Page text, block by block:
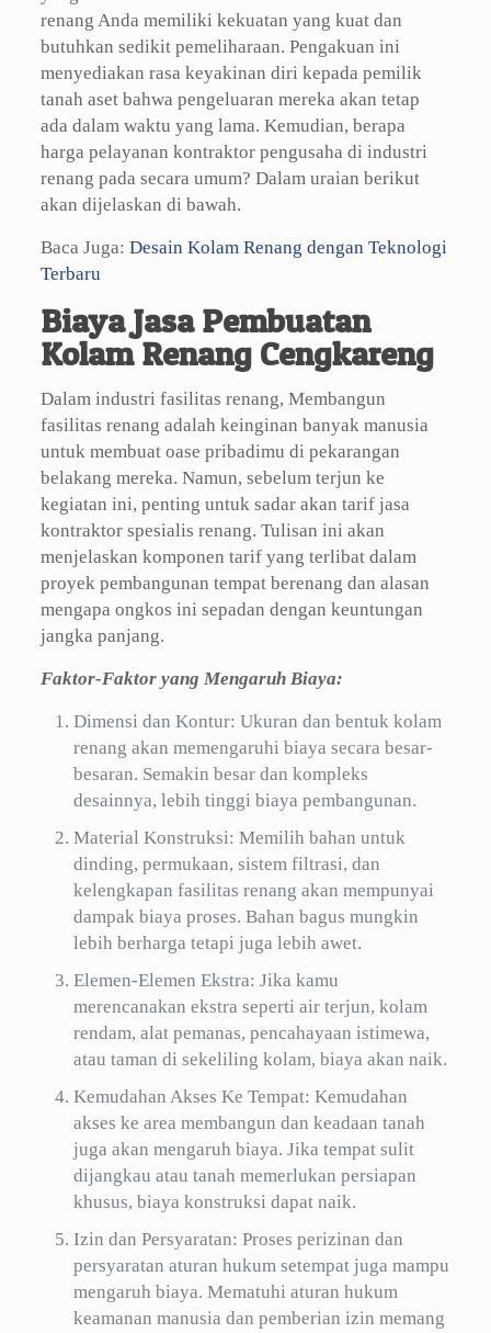
renang Anda memiliki kekuatan yang kuat dan
butuhkan sedikit pemeliharaan. Pengakuan ini
menyediakan rasa keyakinan diri kepada pemilik
tanah aset bahwa pengeluaran mereka akan tetap
ada dalam waktu yang lama. Kemudian, berapa
harga pelayanan kontraktor pengusaha di industri
renang pada secara umum? Dalam uraian berikut
akan dijelaskan di bawah.
Baca Juga: Desain Kolam Renang dengan Teknologi
Terbaru
Biaya Jasa Pembuatan
Kolam Renang Cengkareng
Dalam industri fasilitas renang, Membangun
fasilitas renang adalah keinginan banyak manusia
untuk membuat oase pribadimu di pekarangan
belakang mereka. Namun, sebelum terjun ke
kegiatan ini, penting untuk sadar akan tarif jasa
kontraktor spesialis renang. Tulisan ini akan
menjelaskan komponen tarif yang terlibat dalam
proyek pembangunan tempat berenang dan alasan
mengapa ongkos ini sepadan dengan keuntungan
jangka panjang.
Faktor-Faktor yang Mengaruh Biaya:
Dimensi dan Kontur: Ukuran dan bentuk kolam
renang akan memengaruhi biaya secara besar-
besaran. Semakin besar dan kompleks
desainnya, lebih tinggi biaya pembangunan.
Material Konstruksi: Memilih bahan untuk
dinding, permukaan, sistem filtrasi, dan
kelengkapan fasilitas renang akan mempunyai
dampak biaya proses. Bahan bagus mungkin
lebih berharga tetapi juga lebih awet.
Elemen-Elemen Ekstra: Jika kamu
merencanakan ekstra seperti air terjun, kolam
rendam, alat pemanas, pencahayaan istimewa,
atau taman di sekeliling kolam, biaya akan naik.
Kemudahan Akses Ke Tempat: Kemudahan
akses ke area membangun dan keadaan tanah
juga akan mengaruh biaya. Jika tempat sulit
dijangkau atau tanah memerlukan persiapan
khusus, biaya konstruksi dapat naik.
Izin dan Persyaratan: Proses perizinan dan
persyaratan aturan hukum setempat juga mampu
mengaruh biaya. Mematuhi aturan hukum
keamanan manusia dan pemberian izin memang